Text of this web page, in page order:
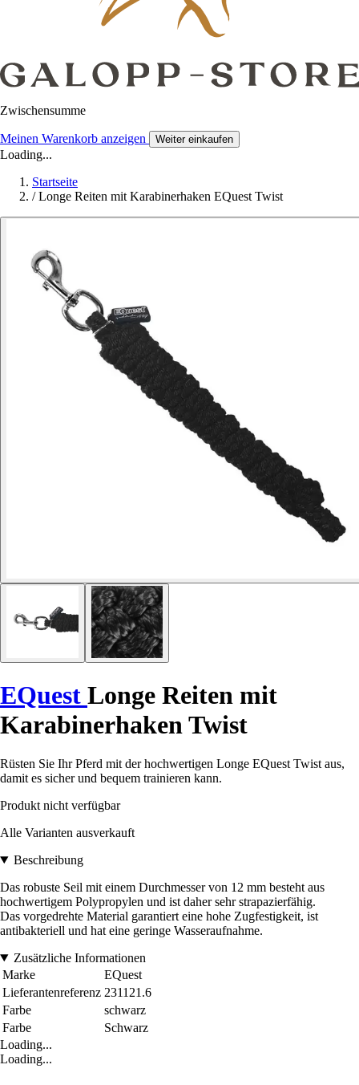
Zwischensumme
Meinen Warenkorb anzeigen Weiter einkaufen
Loading...
Startseite
/ Longe Reiten mit Karabinerhaken EQuest Twist
EQuest Longe Reiten mit
Karabinerhaken Twist
Rüsten Sie Ihr Pferd mit der hochwertigen Longe EQuest Twist aus,
damit es sicher und bequem trainieren kann.
Produkt nicht verfügbar
Alle Varianten ausverkauft
Beschreibung
Das robuste Seil mit einem Durchmesser von 12 mm besteht aus
hochwertigem Polypropylen und ist daher sehr strapazierfähig.
Das vorgedrehte Material garantiert eine hohe Zugfestigkeit, ist
antibakteriell und hat eine geringe Wasseraufnahme.
Zusätzliche Informationen
Marke
EQuest
Lieferantenreferenz 231121.6
Farbe
schwarz
Farbe
Schwarz
Loading...
Loading...